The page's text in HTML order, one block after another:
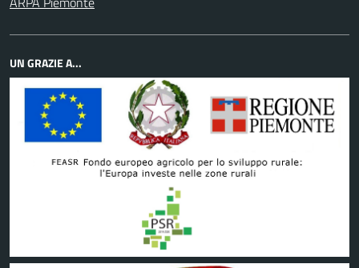
UN GRAZIE A...